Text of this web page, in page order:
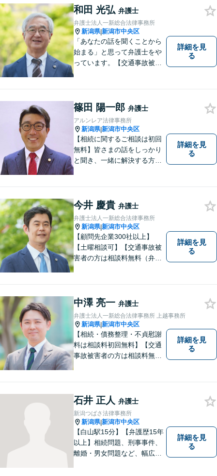
るため日々研鑽を積んでいま
す
和田 光弘 弁護士
弁護士法人一新総合法律事務所
新潟県|新潟市中央区
「あなたの話を聞くことから
始まる」と思って弁護士をや
っています。【交通事故被害
災・不貞慰謝料は相談料初回
無料】【顧問先企業300社以
上】
詳細を見
る
篠田 陽一郎 弁護士
アルンレア法律事務所
新潟県|新潟市中央区
【相続に関するご相談は初回
無料】皆さまの話をしっかり
と聞き、一緒に解決する方法
詳細を見
る
今井 慶貴 弁護士
弁護士法人一新総合法律事務所
新潟県|新潟市中央区
【顧問先企業300社以上】
【土曜相談可】【交通事故被
害者の方は相談料無料（弁護
無料】
詳細を見
る
中澤 亮一 弁護士
弁護士法人一新総合法律事務所 上越事務所
新潟県|新潟市中央区
【相続・債務整理・不貞慰謝
料は相談料初回無料】【交通
事故被害者の方は相談料無料
思っています。
詳細を見
る
石井 正人 弁護士
新潟つばさ法律事務所
新潟県|新潟市中央区
【白山駅15分】【弁護歴15年
以上】相続問題、刑事事件、
離婚・男女問題など、幅広い
詳細を見
る